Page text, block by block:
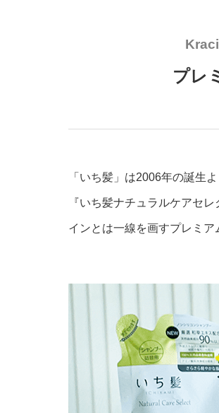
プレ
「いち髪」は2006年の誕生
『いち髪ナチュラルケアセ
インとは一線を画すプレミ